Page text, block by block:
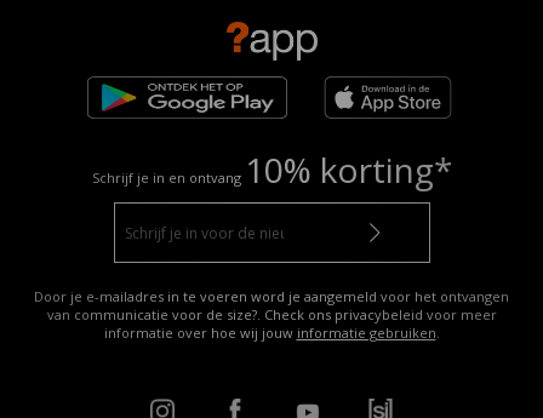
Schrijf je in en ontvang 10% korting*
Door je e-mailadres in te voeren word je aangemeld voor het ontvangen
van communicatie voor de size?. Check ons privacybeleid voor meer
informatie over hoe wij jouw informatie gebruiken.